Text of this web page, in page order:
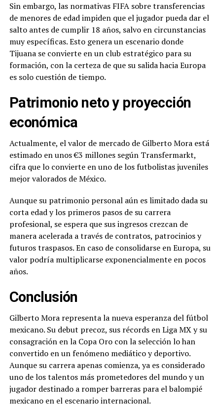
Sin embargo, las normativas FIFA sobre transferencias
de menores de edad impiden que el jugador pueda dar el
salto antes de cumplir 18 años, salvo en circunstancias
muy específicas. Esto genera un escenario donde
Tijuana se convierte en un club estratégico para su
formación, con la certeza de que su salida hacia Europa
es solo cuestión de tiempo.
Patrimonio neto y proyección
económica
Actualmente, el valor de mercado de Gilberto Mora está
estimado en unos €3 millones según Transfermarkt,
cifra que lo convierte en uno de los futbolistas juveniles
mejor valorados de México.
Aunque su patrimonio personal aún es limitado dada su
corta edad y los primeros pasos de su carrera
profesional, se espera que sus ingresos crezcan de
manera acelerada a través de contratos, patrocinios y
futuros traspasos. En caso de consolidarse en Europa, su
valor podría multiplicarse exponencialmente en pocos
años.
Conclusión
Gilberto Mora representa la nueva esperanza del fútbol
mexicano. Su debut precoz, sus récords en Liga MX y su
consagración en la Copa Oro con la selección lo han
convertido en un fenómeno mediático y deportivo.
Aunque su carrera apenas comienza, ya es considerado
uno de los talentos más prometedores del mundo y un
jugador destinado a romper barreras para el balompié
mexicano en el escenario internacional.